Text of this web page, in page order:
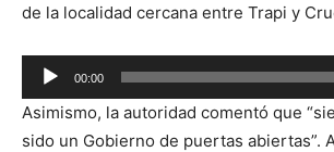
de la localidad cercana entre Trapi y
Reproductor
de
audio
00:00
Asimismo, la autoridad comentó que
sido un Gobierno de puertas abiertas”.